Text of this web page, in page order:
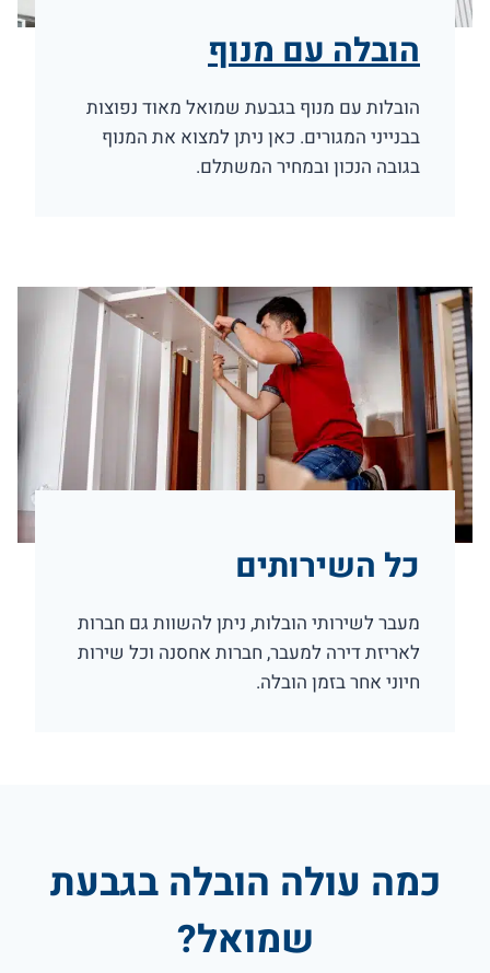
הובלה עם מנוף
הובלות עם מנוף בגבעת שמואל מאוד נפוצות
בבנייני המגורים. כאן ניתן למצוא את המנוף
בגובה הנכון ובמחיר המשתלם.
כל השירותים
מעבר לשירותי הובלות, ניתן להשוות גם חברות
לאריזת דירה למעבר, חברות אחסנה וכל שירות
חיוני אחר בזמן הובלה.
כמה עולה הובלה בגבעת
שמואל?